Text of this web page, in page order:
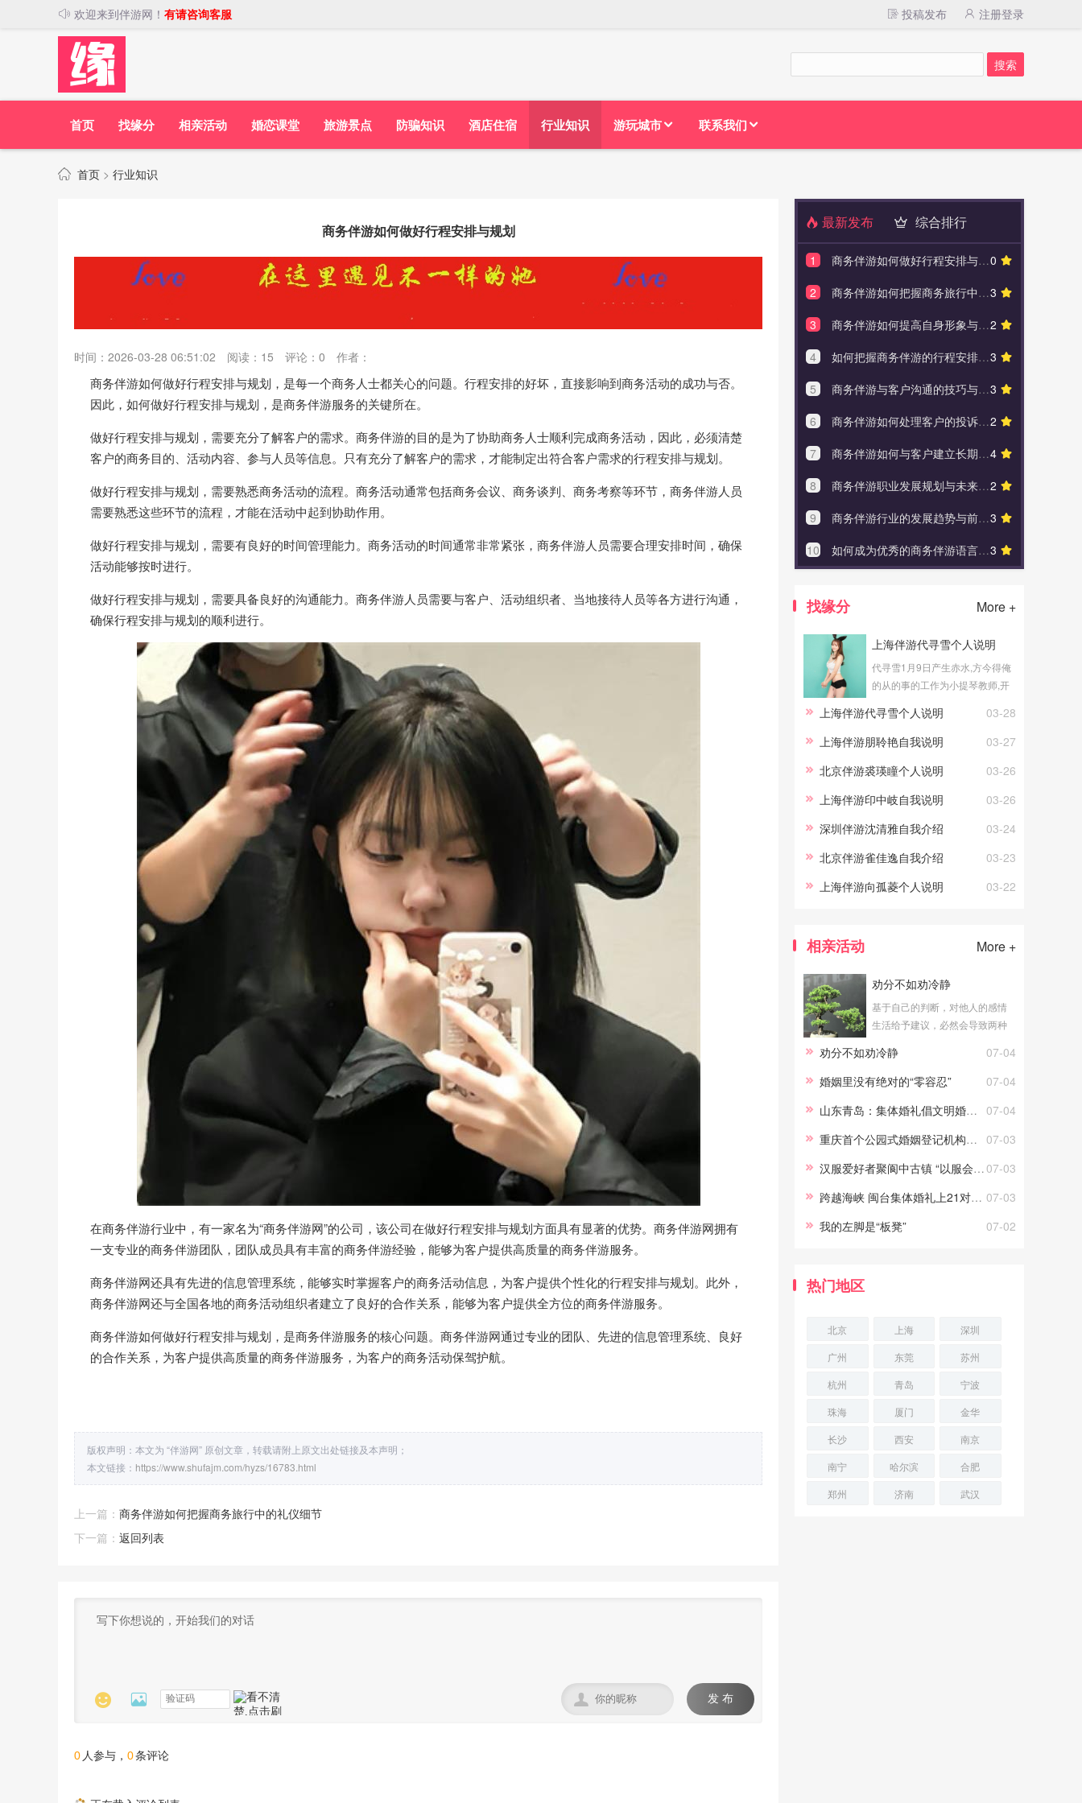
欢迎来到伴游网！ 有请咨询客服 投稿发布 注册登录
首页 找缘分 相亲活动 婚恋课堂 旅游景点 防骗知识 酒店住宿 行业知识 游玩城市 联系我们
首页 > 行业知识
商务伴游如何做好行程安排与规划
时间：2026-03-28 06:51:02 阅读： 15 评论： 0 作者：
商务伴游如何做好行程安排与规划，是每一个商务人士都关心的问题。行程安排的好坏，直接影响到商务活动的成功与否。
因此，如何做好行程安排与规划，是商务伴游服务的关键所在。
做好行程安排与规划，需要充分了解客户的需求。商务伴游的目的是为了协助商务人士顺利完成商务活动，因此，必须清楚
客户的商务目的、活动内容、参与人员等信息。只有充分了解客户的需求，才能制定出符合客户需求的行程安排与规划。
做好行程安排与规划，需要熟悉商务活动的流程。商务活动通常包括商务会议、商务谈判、商务考察等环节，商务伴游人员
需要熟悉这些环节的流程，才能在活动中起到协助作用。
做好行程安排与规划，需要有良好的时间管理能力。商务活动的时间通常非常紧张，商务伴游人员需要合理安排时间，确保
活动能够按时进行。
做好行程安排与规划，需要具备良好的沟通能力。商务伴游人员需要与客户、活动组织者、当地接待人员等各方进行沟通，
确保行程安排与规划的顺利进行。
在商务伴游行业中，有一家名为“商务伴游网”的公司，该公司在做好行程安排与规划方面具有显著的优势。商务伴游网拥有
一支专业的商务伴游团队，团队成员具有丰富的商务伴游经验，能够为客户提供高质量的商务伴游服务。
商务伴游网还具有先进的信息管理系统，能够实时掌握客户的商务活动信息，为客户提供个性化的行程安排与规划。此外，
商务伴游网还与全国各地的商务活动组织者建立了良好的合作关系，能够为客户提供全方位的商务伴游服务。
商务伴游如何做好行程安排与规划，是商务伴游服务的核心问题。商务伴游网通过专业的团队、先进的信息管理系统、良好
的合作关系，为客户提供高质量的商务伴游服务，为客户的商务活动保驾护航。
版权声明：本文为 “伴游网” 原创文章，转载请附上原文出处链接及本声明；
本文链接： https://www.shufajm.com/hyzs/16783.html
上一篇： 商务伴游如何把握商务旅行中的礼仪细节
下一篇： 返回列表
  发 布

0 人参与， 0条评论
最新发布 综合排行
0
1
商务伴游如何做好行程安排与规划
3
2
商务伴游如何把握商务旅行中的礼仪细节
2
3
商务伴游如何提高自身形象与素质
3
4
如何把握商务伴游的行程安排与服务质量
3
5
商务伴游与客户沟通的技巧与注意事项
2
6
商务伴游如何处理客户的投诉和建议
4
7
商务伴游如何与客户建立长期合作关系
2
8
商务伴游职业发展规划与未来就业趋势
3
9
商务伴游行业的发展趋势与前景分析
3
10 如何成为优秀的商务伴游语言沟通专家
找缘分 More +
上海伴游代寻雪个人说明
代寻雪1月9日产生赤水,方今得俺
的从的事的工作为小提琴教师,开
动。
03-28
上海伴游代寻雪个人说明
03-27
上海伴游朋聆艳自我说明
03-26
北京伴游裘瑛瞳个人说明
03-26
上海伴游印中岐自我说明
03-24
深圳伴游沈清雅自我介绍
03-23
北京伴游雀佳逸自我介绍
03-22
上海伴游向孤菱个人说明
相亲活动 More +
劝分不如劝冷静
基于自己的判断，对他人的感情
生活给予建议，必然会导致两种
分。公平地说，无论劝合还是劝
分，对于当局者都具有积极意
好”，劝
07-04
劝分不如劝冷静
07-04
婚姻里没有绝对的“零容忍”
07-04
山东青岛：集体婚礼倡文明婚庆新风尚
07-03
重庆首个公园式婚姻登记机构正式投用
07-03
汉服爱好者聚阆中古镇 “以服会友”
07-03
跨越海峡 闽台集体婚礼上21对新人结姻缘
07-02
我的左脚是“板凳”
热门地区
北京 上海
深圳
广州
东莞
苏州
杭州
青岛
宁波
珠海
厦门
金华
长沙
西安
南京
南宁
哈尔滨
合肥
郑州
济南 武汉